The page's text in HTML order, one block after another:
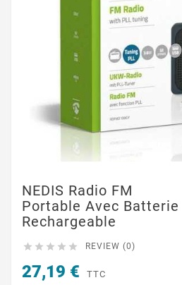
NEDIS Radio FM
Portable Avec Batterie
Rechargeable
     REVIEW (0)
27,19 € TTC